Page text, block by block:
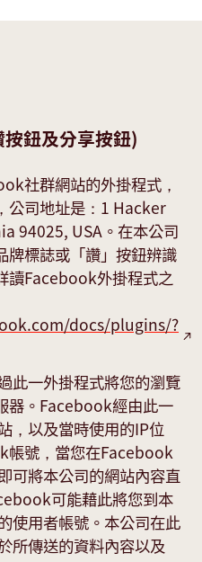
鈕及分享按鈕)
社群網站的外掛程式，
公司地址是：1 Hacker
94025, USA。在本公司
標誌或「讚」按鈕辨識
讀Facebook外掛程式之
docs/plugins/?
此一外掛程式將您的瀏覽
器。Facebook經由此一
，以及當時使用的IP位
帳號，當您在Facebook
可將本公司的網站內容直
可能藉此將您到本
使用者帳號。本公司在此
所傳送的資料內容以及